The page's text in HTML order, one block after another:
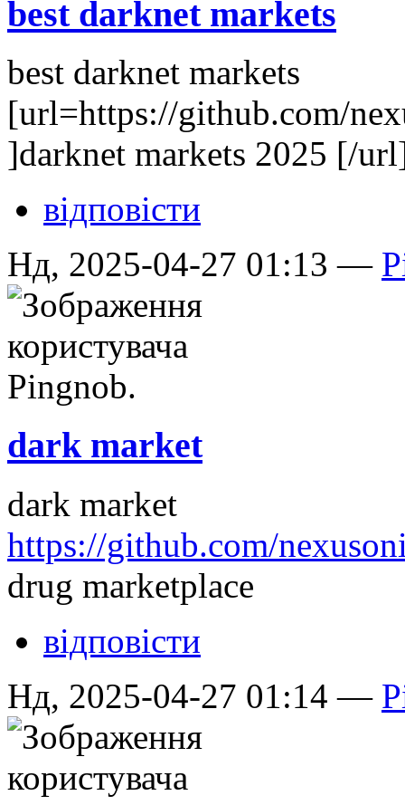
best darknet markets
best darknet markets
[url=https://github.com/
]darknet markets 2025 [/
відповісти
Нд, 2025-04-27 01:13 —
dark market
dark market
https://github.com/
drug marketplace
відповісти
Нд, 2025-04-27 01:14 —